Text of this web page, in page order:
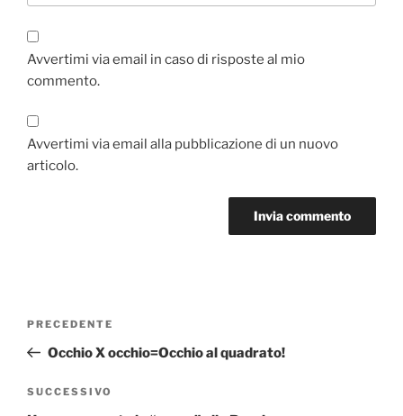
Avvertimi via email in caso di risposte al mio
commento.
Avvertimi via email alla pubblicazione di un nuovo
articolo.
Articolo
precedente:
PRECEDENTE
Occhio X occhio=Occhio al quadrato!
Articolo
SUCCESSIVO